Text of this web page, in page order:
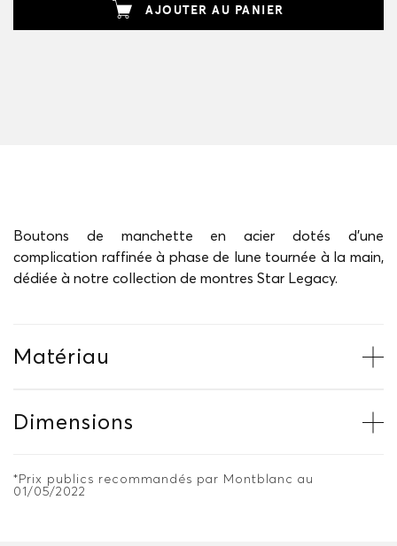
AJOUTER AU PANIER
Boutons de manchette en acier dotés d'une
complication raffinée à phase de lune tournée à la main,
dédiée à notre collection de montres Star Legacy.
Matériau
Dimensions
*Prix publics recommandés par Montblanc au
01/05/2022